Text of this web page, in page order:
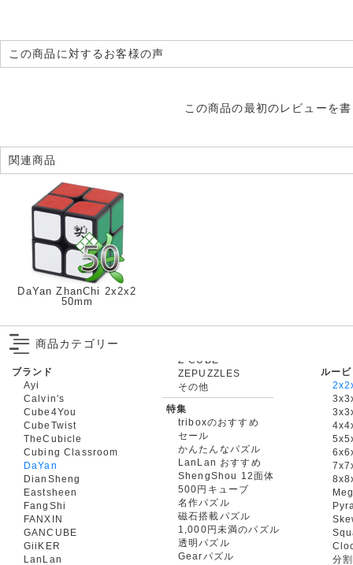
この商品に対するお客様の声
この商品の最初のレビューを
関連商品
DaYan ZhanChi 2x2x2
50mm
商品カテゴリー
ブランド
Ayi
Calvin's
Cube4You
CubeTwist
TheCubicle
Cubing Classroom
DaYan
DianSheng
Eastsheen
FangShi
FANXIN
GANCUBE
GiiKER
LanLan
ZEPUZZLES
その他
特集
triboxのおすすめ
セール
かんたんなパズル
LanLan おすすめ
ShengShou 12面体
500円キューブ
名作パズル
磁石搭載パズル
1,000円未満のパズル
透明パズル
Gearパズル
ルー
分